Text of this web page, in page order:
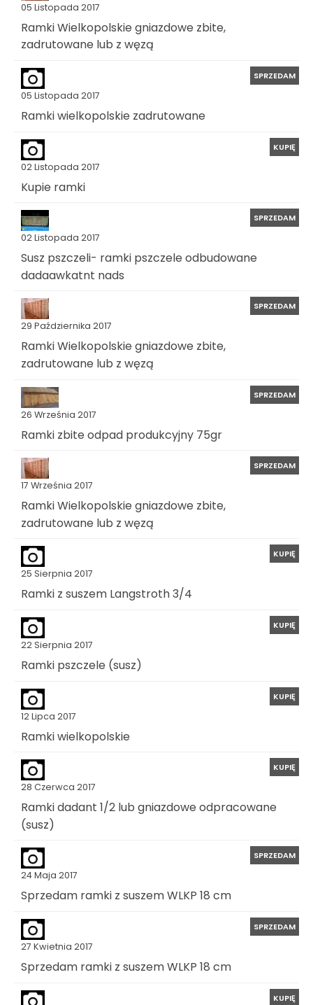
05 Listopada 2017
Ramki Wielkopolskie gniazdowe zbite,
zadrutowane lub z węzą
05 Listopada 2017
SPRZEDAM
Ramki wielkopolskie zadrutowane
02 Listopada 2017
KUPIĘ
Kupie ramki
02 Listopada 2017
SPRZEDAM
Susz pszczeli- ramki pszczele odbudowane
dadaawkatnt nads
29 Października 2017
SPRZEDAM
Ramki Wielkopolskie gniazdowe zbite,
zadrutowane lub z węzą
26 Września 2017
SPRZEDAM
Ramki zbite odpad produkcyjny 75gr
17 Września 2017
SPRZEDAM
Ramki Wielkopolskie gniazdowe zbite,
zadrutowane lub z węzą
25 Sierpnia 2017
KUPIĘ
Ramki z suszem Langstroth 3/4
22 Sierpnia 2017
KUPIĘ
Ramki pszczele (susz)
12 Lipca 2017
KUPIĘ
Ramki wielkopolskie
28 Czerwca 2017
KUPIĘ
Ramki dadant 1/2 lub gniazdowe odpracowane
(susz)
24 Maja 2017
SPRZEDAM
Sprzedam ramki z suszem WLKP 18 cm
27 Kwietnia 2017
SPRZEDAM
Sprzedam ramki z suszem WLKP 18 cm
KUPIĘ